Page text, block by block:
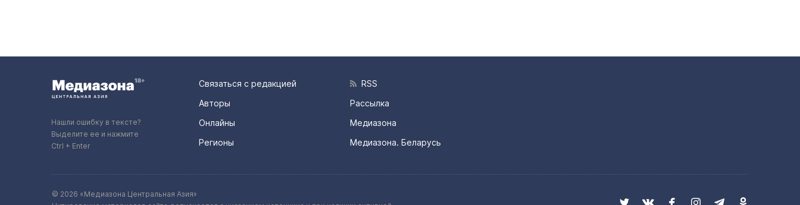
Нашли ошибку в тексте?
Выделите ее и нажмите
Ctrl + Enter
Связаться с редакцией
Авторы
Онлайны
Регионы
RSS
Рассылка
Медиазона
Медиазона. Беларусь
© 2026 «Медиазона Центральная Азия»